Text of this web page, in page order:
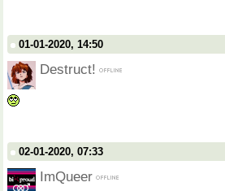
01-01-2020, 14:50
Destruct!
02-01-2020, 07:33
ImQueer